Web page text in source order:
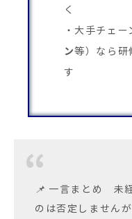
く
大手チェー
ン等）なら研
す
📌 一言まとめ 未
のは否定しません